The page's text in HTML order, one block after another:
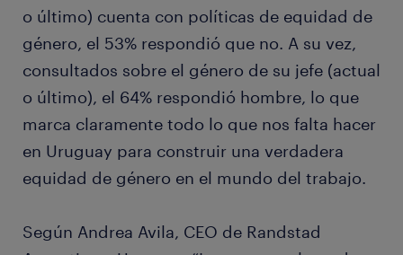
o último) cuenta con políticas de equidad de
género, el 53% respondió que no. A su vez,
consultados sobre el género de su jefe (actual
o último), el 64% respondió hombre, lo que
marca claramente todo lo que nos falta hacer
en Uruguay para construir una verdadera
equidad de género en el mundo del trabajo.
Según Andrea Avila, CEO de Randstad